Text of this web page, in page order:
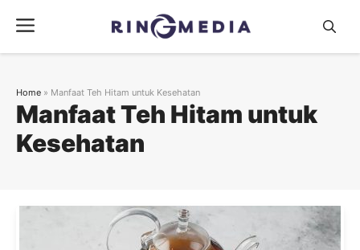
isi
Menu
Manfaat Teh Hitam untuk
Kesehatan
Home » Manfaat Teh Hitam untuk Kesehatan